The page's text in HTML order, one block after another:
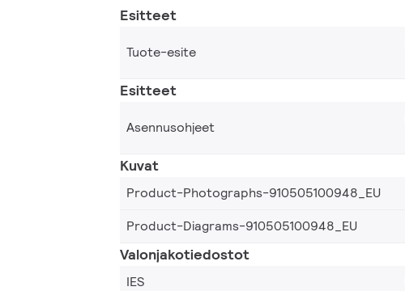
Esitteet
Tuote-esite
Esitteet
Asennusohjeet
Kuvat
Product-Photographs-910505100948_EU
Product-Diagrams-910505100948_EU
Valonjakotiedostot
IES